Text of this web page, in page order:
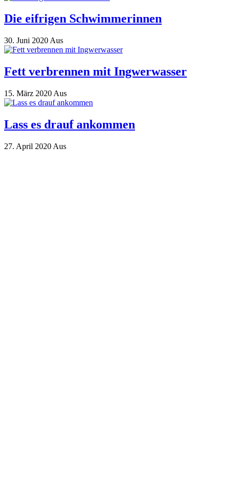
Die eifrigen Schwimmerinnen
30. Juni 2020 Aus
Fett verbrennen mit Ingwerwasser
15. März 2020 Aus
Lass es drauf ankommen
27. April 2020 Aus